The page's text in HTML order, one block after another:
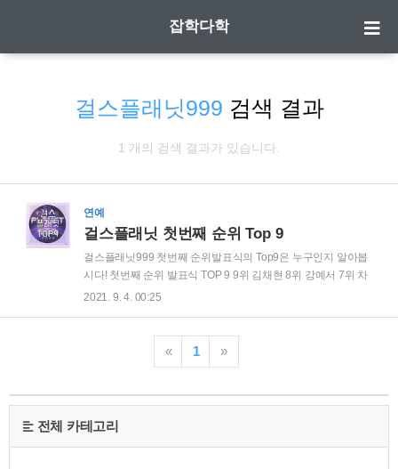
잡학다학
걸스플래닛999 검색 결과
1 개의 검색 결과가 있습니다.
연예
걸스플래닛 첫번째 순위 Top 9
걸스플래닛999 첫번째 순위발표식의 Top9은 누구인지 알아봅
시다! 첫번째 순위 발표식 TOP 9 9위 김채현 8위 강예서 7위 차
이빙 6위 수루이치 5위 사카모토 마시로 4위 최유진 3위 에자키
2021. 9. 4. 00:25
« 1 »
전체 카테고리